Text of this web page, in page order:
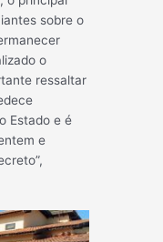
sobre o
o
ressaltar
Estado e é
e